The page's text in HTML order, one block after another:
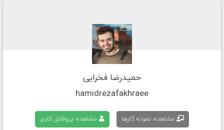
حمیدرضا فخرایی
hamidrezafakhraee
مشاهده نمونه کارها مشاهده پروفایل کاربر